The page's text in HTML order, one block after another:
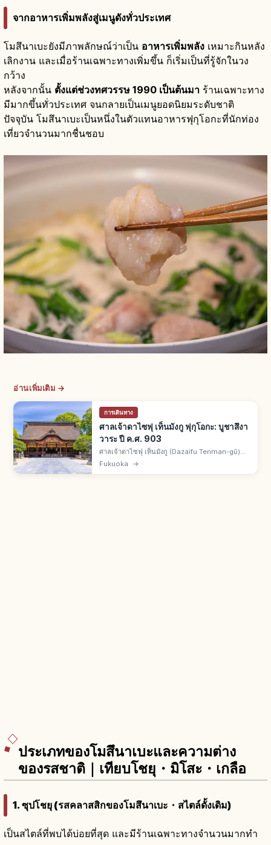
จากอาหารเพิ่มพลังสู่เมนูดังทั่วประเทศ
โมสึนาเบะยังมีภาพลักษณ์ว่าเป็น อาหารเพิ่มพลัง เหมาะกินหลัง
เลิกงาน และเมื่อร้านเฉพาะทางเพิ่มขึ้น ก็เริ่มเป็นที่รู้จักในวง
กว้าง
หลังจากนั้น ตั้งแต่ช่วงทศวรรษ 1990 เป็นต้นมา ร้านเฉพาะทาง
มีมากขึ้นทั่วประเทศ จนกลายเป็นเมนูยอดนิยมระดับชาติ
ปัจจุบัน โมสึนาเบะเป็นหนึ่งในตัวแทนอาหารฟุกุโอกะที่นักท่อง
เที่ยวจำนวนมากชื่นชอบ
อ่านเพิ่มเติม →
การเดินทาง
ศาลเจ้าดาไซฟุ เท็นมังกู ฟุกุโอกะ: บูชาสึงา
วาระ ปี ค.ศ. 903
ศาลเจ้าดาไซฟุ เท็นมังกู (Dazaifu Tenman-gū)
เมืองดาไซฟุ จ.ฟุกุโอกะ ศาลเจ้าหลักสูงสุดของเครือ
Fukuoka →
ประเภทของโมสึนาเบะและความต่าง
ของรสชาติ｜เทียบโชยุ・มิโสะ・เกลือ
1. ซุปโชยุ (รสคลาสสิกของโมสึนาเบะ・สไตล์ดั้งเดิม)
เป็นสไตล์ที่พบได้บ่อยที่สุด และมีร้านเฉพาะทางจำนวนมากทำ